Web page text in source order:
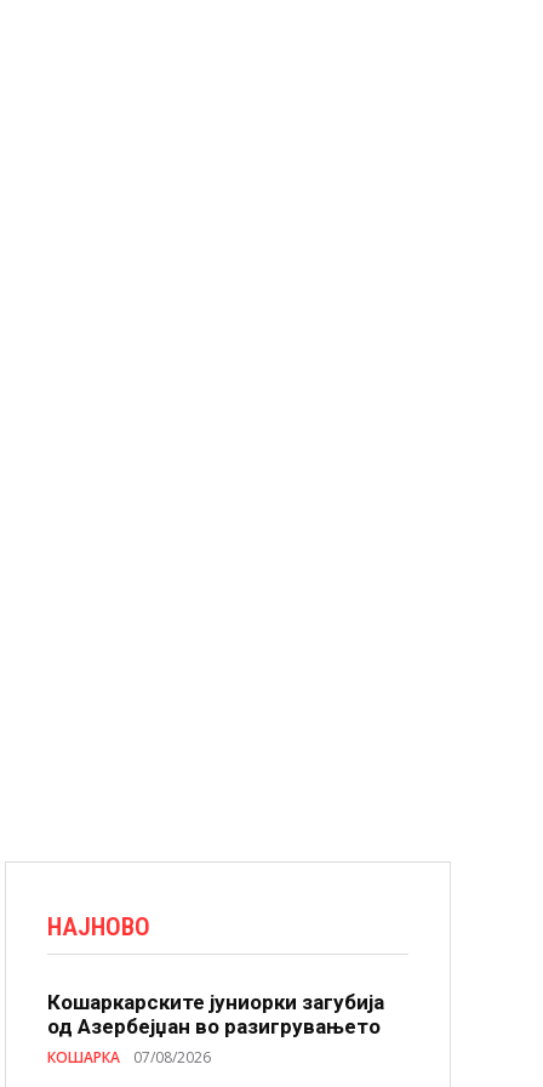
НАЈНОВО
Кошаркарските јуниорки загубија
од Азербејџан во разигрувањето
КОШАРКА 07/08/2026